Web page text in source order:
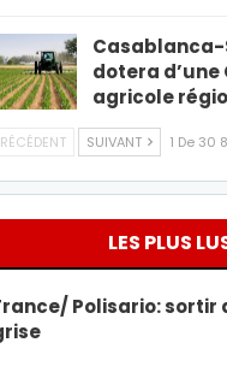
dotera d’une
agricole
SUIVANT 1 De 30
LES PLUS
Polisario: sortir